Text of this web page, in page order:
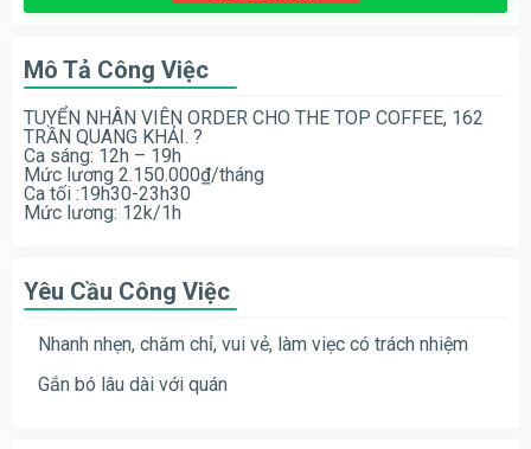
Mô Tả Công Việc
TUYỂN NHÂN VIÊN ORDER CHO THE TOP COFFEE, 162
TRẦN QUANG KHẢI. ?
Ca sáng: 12h – 19h
Mức lương 2.150.000₫/tháng
Ca tối :19h30-23h30
Mức lương: 12k/1h
Yêu Cầu Công Việc
Nhanh nhẹn, chăm chỉ, vui vẻ, làm viẹc có trách nhiệm
Gắn bó lâu dài với quán